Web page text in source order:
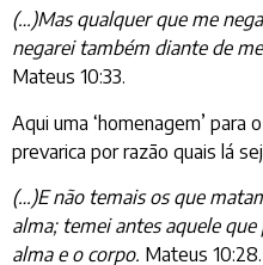
(…)Mas qualquer que me
negarei também diante de
Mateus 10:33.
Aqui uma ‘homenagem’ para
prevarica por razão quais lá
(…)E não temais os que
alma; temei antes aquele
alma e o corpo. Mateus 10:28.